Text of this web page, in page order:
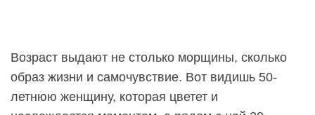
Возраст выдают не столько морщины, сколько
образ жизни и самочувствие. Вот видишь 50-
летнюю женщину, которая цветет и